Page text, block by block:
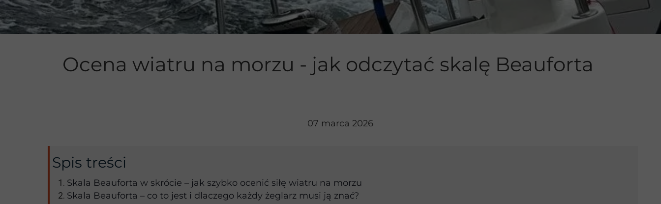
07 marca 2026
Spis treści
Skala Beauforta w skrócie – jak szybko ocenić siłę wiatru na morzu
Skala Beauforta – co to jest i dlaczego każdy żeglarz musi ją znać?
Ocena wiatru na morzu - jak odczytać skalę Beauforta